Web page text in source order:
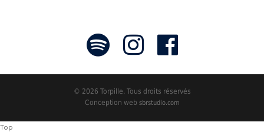
© 2026 Torpille. Tous droits réservés
Conception web sbrstudio.com
Top